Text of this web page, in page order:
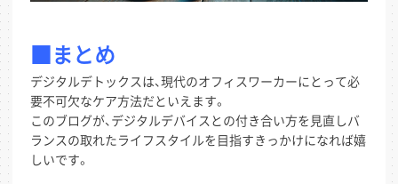
■まとめ
デジタルデトックスは、現代のオフィスワーカーにとって必
要不可欠なケア方法だといえます。
このブログが、デジタルデバイスとの付き合い方を見直しバ
ランスの取れたライフスタイルを目指すきっかけになれば嬉
しいです。